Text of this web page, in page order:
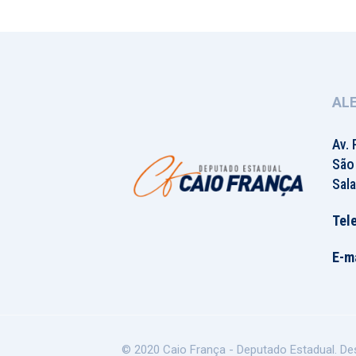
Av.
E-
© 2020 Caio França - Deputado Estadual.